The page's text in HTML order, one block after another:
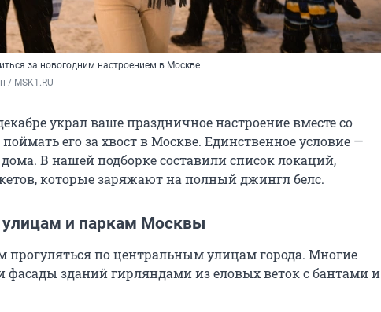
за новогодним настроением в Москве
/ MSK1.RU
украл ваше праздничное настроение вместе со
его за хвост в Москве. Единственное условие —
В нашей подборке составили список локаций,
которые заряжают на полный джингл белс.
улицам и паркам Москвы
прогуляться по центральным улицам города. Многие
фасады зданий гирляндами из еловых веток с бантами и